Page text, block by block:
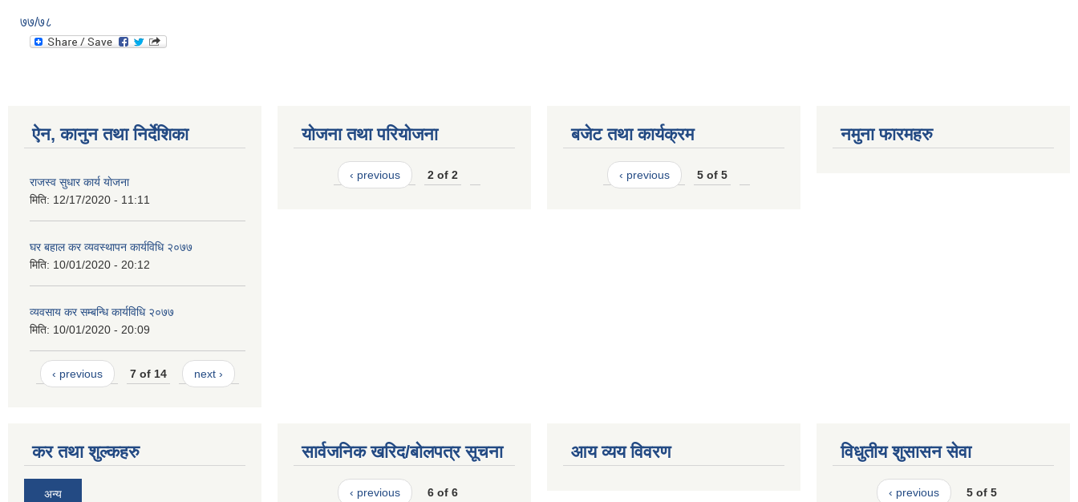
७७/७८
ऐन, कानुन तथा निर्देशिका
राजस्व सुधार कार्य याेजना
मिति: 12/17/2020 - 11:11
घर बहाल कर व्यवस्थापन कार्यविधि २०७७
मिति: 10/01/2020 - 20:12
व्यवसाय कर सम्बन्धि कार्यविधि २०७७
मिति: 10/01/2020 - 20:09
‹ previous 7 of 14 next ›
योजना तथा परियोजना
‹ previous 2 of 2
बजेट तथा कार्यक्रम
‹ previous 5 of 5
नमुना फारमहरु
कर तथा शुल्कहरु
अन्य
सार्वजनिक खरिद/बोलपत्र सूचना
‹ previous 6 of 6
आय व्यय विवरण विधुतीय शुसासन सेवा
‹ previous 5 of 5